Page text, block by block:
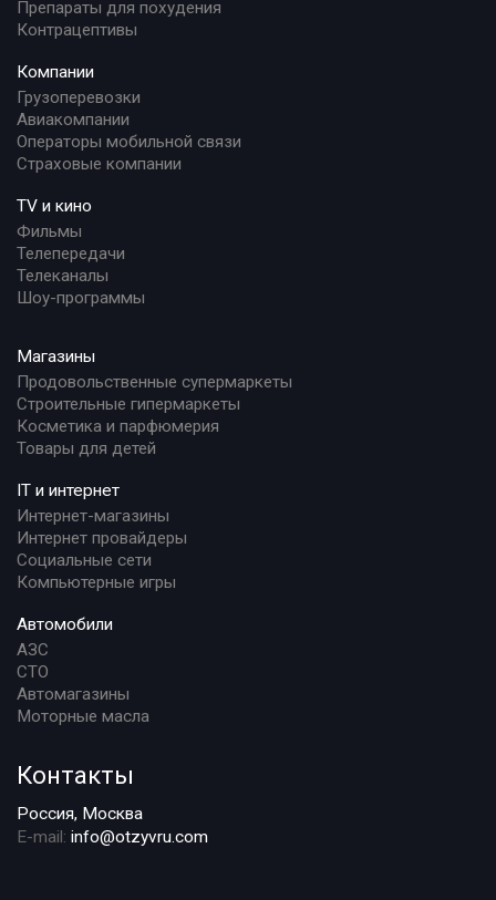
Препараты для похудения
Контрацептивы
Компании
Грузоперевозки
Авиакомпании
Операторы мобильной связи
Страховые компании
TV и кино
Фильмы
Телепередачи
Телеканалы
Шоу-программы
Магазины
Продовольственные супермаркеты
Строительные гипермаркеты
Косметика и парфюмерия
Товары для детей
IT и интернет
Интернет-магазины
Интернет провайдеры
Социальные сети
Компьютерные игры
Автомобили
АЗС
СТО
Автомагазины
Моторные масла
Контакты
Россия, Москва
E-mail: info@otzyvru.com